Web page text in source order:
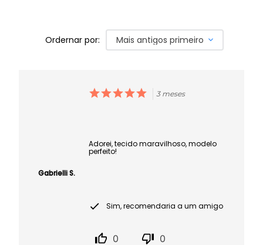
Ordernar por: Mais antigos primeiro
Gabrielli S.
3 meses
Adorei, tecido maravilhoso, modelo
perfeito!
Sim, recomendaria a um amigo
0 0